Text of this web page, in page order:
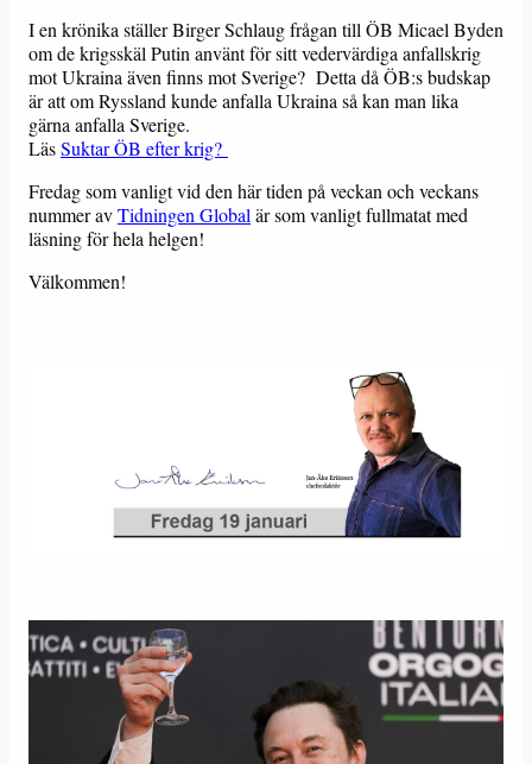
I en krönika ställer Birger Schlaug frågan till ÖB Micael Byden
om de krigsskäl Putin använt för sitt vedervärdiga anfallskrig
mot Ukraina även finns mot Sverige? Detta då ÖB:s budskap
är att om Ryssland kunde anfalla Ukraina så kan man lika
gärna anfalla Sverige.
LäsSuktar ÖB efter krig?
Fredag som vanligt vid den här tiden på veckan och veckans
nummer avTidningen Global är som vanligt fullmatat med
läsning för hela helgen!
Välkommen!